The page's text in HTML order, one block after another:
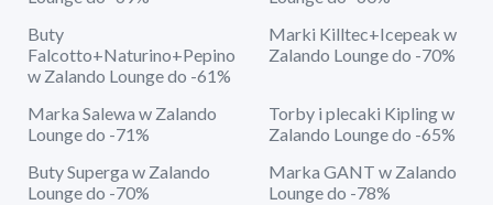
Buty
Falcotto+Naturino+Pepino
w Zalando Lounge do -61%
Marki Killtec+Icepeak w
Zalando Lounge do -70%
Marka Salewa w Zalando
Lounge do -71%
Torby i plecaki Kipling w
Zalando Lounge do -65%
Buty Superga w Zalando
Lounge do -70%
Marka GANT w Zalando
Lounge do -78%